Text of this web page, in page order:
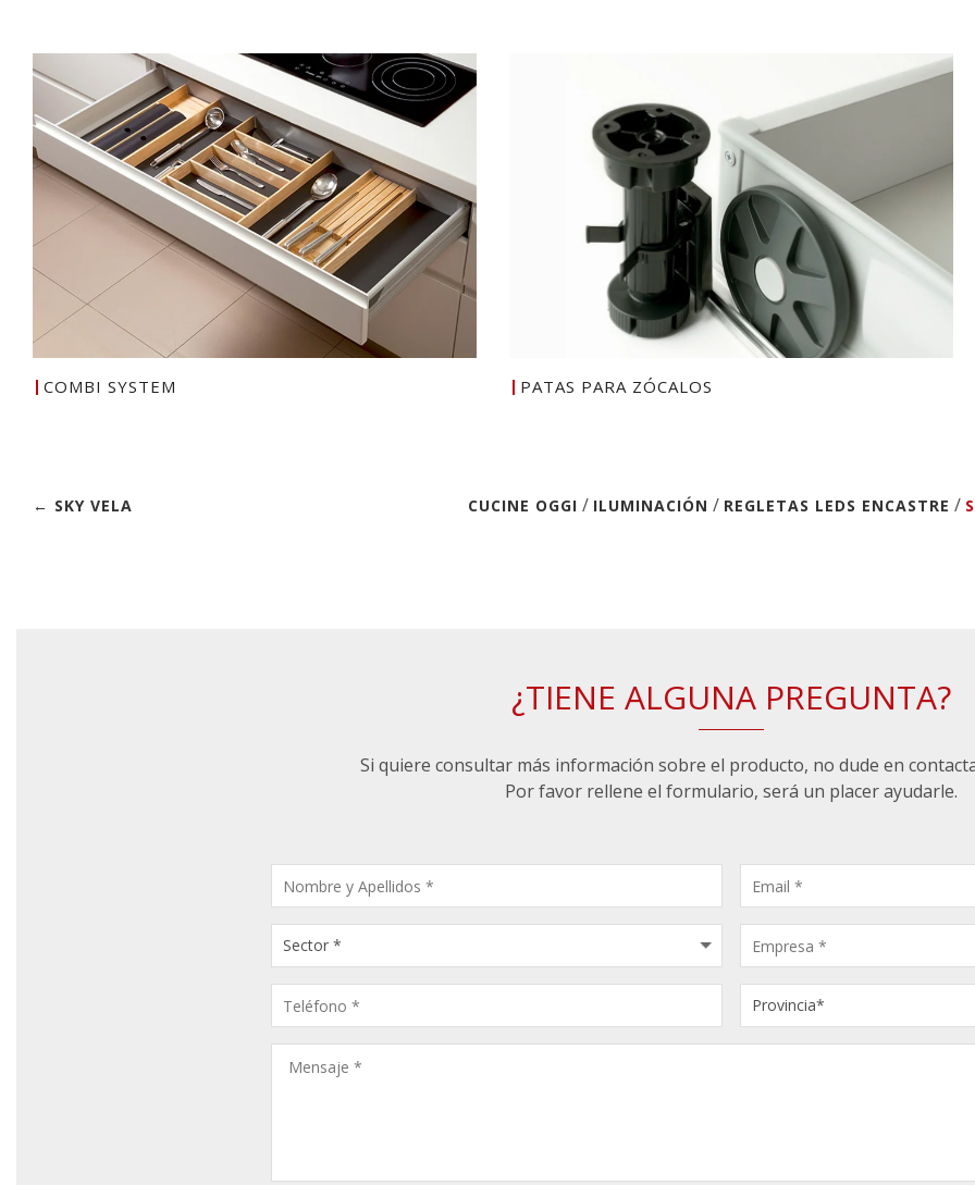
COMBI SYSTEM PATAS PARA ZÓCALOS
← SKY VELA CUCINE OGGI / ILUMINACIÓN / REGLETAS LEDS ENCASTRE /
¿TIENE ALGUNA PREGUNTA?
Si quiere consultar más información sobre el producto, no dude en
Por favor rellene el formulario, será un placer ayudarle.
CONSULTA
PRODUCTOS